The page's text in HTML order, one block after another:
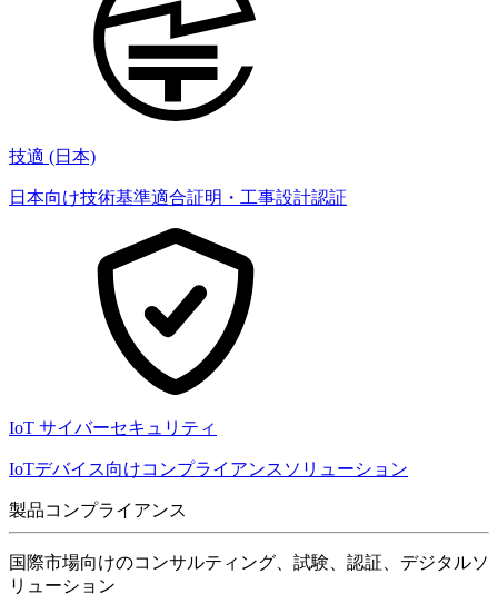
技適 (日本)
日本向け技術基準適合証明・工事設計認証
IoT サイバーセキュリティ
IoTデバイス向けコンプライアンスソリューション
製品コンプライアンス
国際市場向けのコンサルティング、試験、認証、デジタルソ
リューション